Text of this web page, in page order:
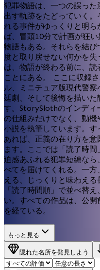
犯罪物語は、一つの誤っ
出す軌跡をたどっていく
れる事件がゆっくりと明
ば、冒頭10分で計画が狂
物語もある。それらを結
度と取り戻せない何かを
は、物語が終わる前に、
ことにある。 ここに収録
ル、ミニチュア版現代警
廷劇、そして後悔を描いた
す。StorySlothのインディ
の仕組みだけでなく、動
小説を執筆しています。
あれば、正義の在り方を
ます。ここでは「読了時
迫感あふれる犯罪短編な
べてを届けてくれる。一
える、じっくりと味わえ
「読了時間順」で並べ替
い。すべての作品は、公
を経ている。
もっと見る
隠れた名所を発見しよう